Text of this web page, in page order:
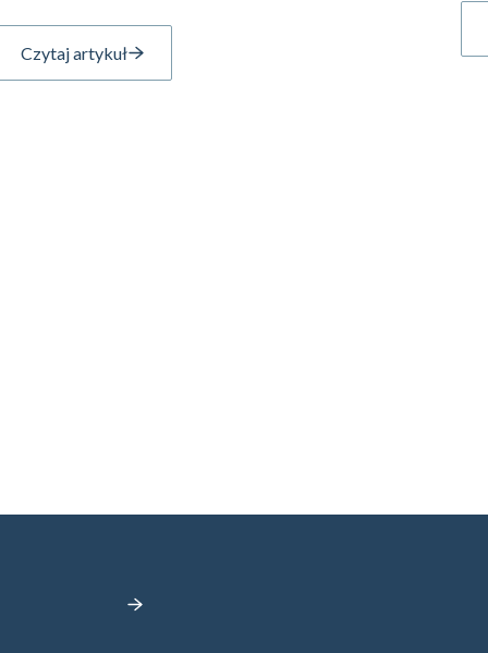
Czytaj artykuł